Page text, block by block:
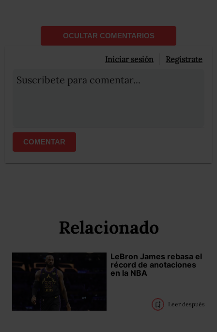
OCULTAR COMENTARIOS
Iniciar sesión Registrate
Suscribete para comentar...
COMENTAR
Relacionado
LeBron James rebasa el
récord de anotaciones
en la NBA
Leer después